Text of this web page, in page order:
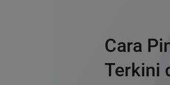
Cara
Terkini